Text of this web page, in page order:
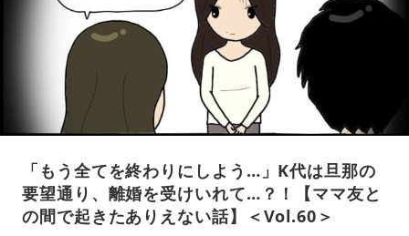
「もう全てを終わりにしよう…」K代は旦那の
要望通り、離婚を受けいれて…？！【ママ友と
の間で起きたありえない話】＜Vol.60＞